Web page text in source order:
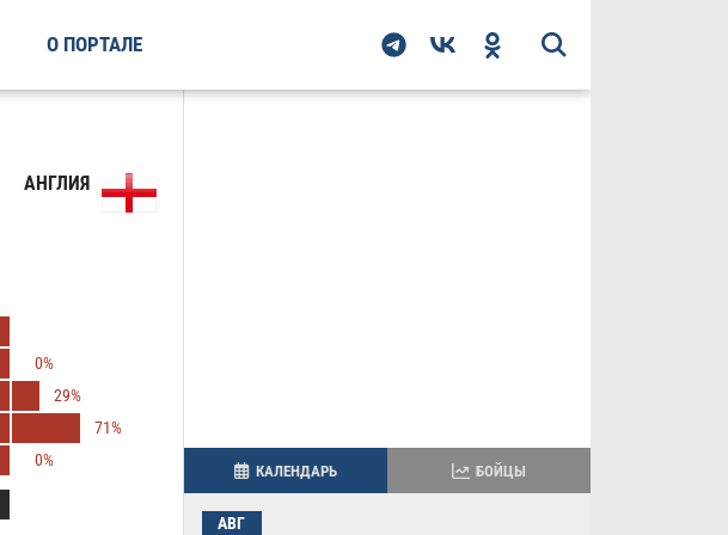
О ПОРТАЛЕ
АНГЛИЯ
0%
29%
71%
0%
КАЛЕНДАРЬ БОЙЦЫ
АВГ